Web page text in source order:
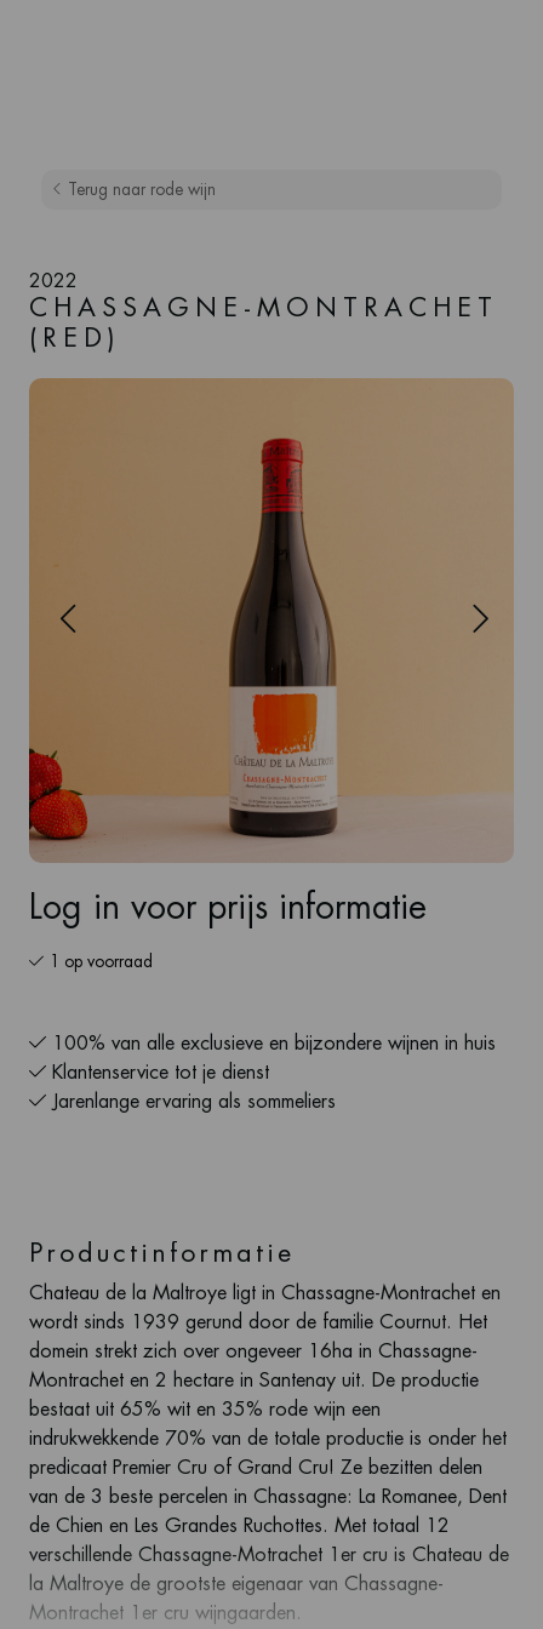
Terug naar rode wijn
2022
CHASSAGNE-MONTRACHET
(RED)
Log in voor prijs informatie
1 op voorraad
100% van alle exclusieve en bijzondere wijnen in huis
Klantenservice tot je dienst
Jarenlange ervaring als sommeliers
Productinformatie
Chateau de la Maltroye ligt in Chassagne-Montrachet en
wordt sinds 1939 gerund door de familie Cournut. Het
domein strekt zich over ongeveer 16ha in Chassagne-
Montrachet en 2 hectare in Santenay uit. De productie
bestaat uit 65% wit en 35% rode wijn een
indrukwekkende 70% van de totale productie is onder het
predicaat Premier Cru of Grand Cru! Ze bezitten delen
van de 3 beste percelen in Chassagne: La Romanee, Dent
de Chien en Les Grandes Ruchottes. Met totaal 12
verschillende Chassagne-Motrachet 1er cru is Chateau de
la Maltroye de grootste eigenaar van Chassagne-
Montrachet 1er cru wijngaarden.